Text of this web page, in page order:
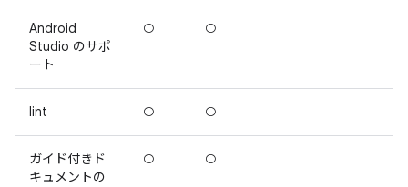
Android
Studio のサポ
ート
○ ○
lint ○ ○
ガイド付きド
キュメントの
○ ○